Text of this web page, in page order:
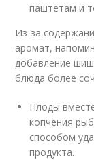
паштетам и
Из-за
аромат,
добавление
блюда более
Плоды
копчения
способом
продукта.